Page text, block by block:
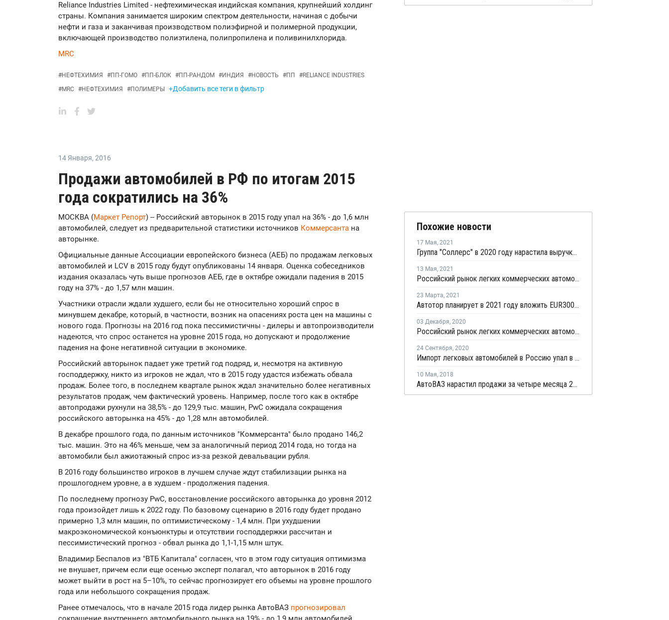
Reliance Industries Limited - нефтехимическая индийская компания, крупнейший холдинг
страны. Компания занимается широким спектром деятельности, начиная с добычи
нефти и газа и заканчивая производством полиэфирной и полимерной продукции,
включающей производство полиэтилена, полипропилена и поливинилхлорида.
MRC
#НЕФТЕХИМИЯ #ПП-ГОМО #ПП-БЛОК #ПП-РАНДОМ #ИНДИЯ #НОВОСТЬ #ПП #RELIANCE INDUSTRIES
#MRC #НЕФТЕХИМИЯ #ПОЛИМЕРЫ +Добавить все теги в фильтр
14 Января, 2016
Продажи автомобилей в РФ по итогам 2015
года сократились на 36%
МОСКВА (Маркет Репорт) -- Российский авторынок в 2015 году упал на 36% - до 1,6 млн
автомобилей, следует из предварительной статистики источников Коммерсанта на
авторынке.
Официальные данные Ассоциации европейского бизнеса (АЕБ) по продажам легковых
автомобилей и LCV в 2015 году будут опубликованы 14 января. Оценка собеседников
издания оказалась чуть выше прогнозов АЕБ, где в октябре ожидали падения в 2015
году на 37% - до 1,57 млн машин.
Участники отрасли ждали худшего, если бы не относительно хороший спрос в
минувшем декабре, который, в частности, возник на опасениях роста цен на машины с
нового года. Прогнозы на 2016 год пока пессимистичны - дилеры и автопроизводители
надеются, что спрос останется на уровне 2015 года, но допускают и продолжение
падения на фоне негативной ситуации в экономике.
Российский авторынок падает уже третий год подряд, и, несмотря на активную
господдержку, никто из игроков не ждал, что в 2015 году удастся избежать обвала
продаж. Более того, в последнем квартале рынок ждал значительно более негативных
результатов продаж, чем фактический уровень. Например, после того как в октябре
автопродажи рухнули на 38,5% - до 129,9 тыс. машин, PwC ожидала сокращения
российского авторынка на 45% - до 1,28 млн автомобилей.
В декабре прошлого года, по данным источников "Коммерсанта" было продано 146,2
тыс. машин. Это на 46% меньше, чем за аналогичный период 2014 года, но тогда на
автомобили был ажиотажный спрос из-за резкой девальвации рубля.
В 2016 году большинство игроков в лучшем случае ждут стабилизации рынка на
прошлогоднем уровне, а в худшем - продолжения падения.
По последнему прогнозу PwC, восстановление российского авторынка до уровня 2012
года произойдет лишь к 2022 году. По базовому сценарию в 2016 году будет продано
примерно 1,3 млн машин, по оптимистическому - 1,4 млн. При ухудшении
макроэкономической конъюнктуры и отсутствии господдержки рассчитан и
пессимистический прогноз - обвал рынка до 1,1-1,15 млн штук.
Владимир Беспалов из "ВТБ Капитала" согласен, что в этом году ситуация оптимизма
не внушает, причем если еще осенью эксперт полагал, что авторынок в 2016 году
может выйти в рост на 5–10%, то сейчас прогнозирует его объемы на уровне прошлого
года или небольшого сокращения продаж.
Ранее отмечалось, что в начале 2015 года лидер рынка АвтоВАЗ прогнозировал
Похожие новости
17 Мая, 2021
Группа "Соллерс" в 2020 году нарастила выручку на 14%
13 Мая, 2021
Российский рынок легких коммерческих автомобилей в первом квартале остался на шестом месте в Европе
23 Марта, 2021
Автотор планирует в 2021 году вложить EUR300 млн в развитие производства
03 Декабря, 2020
Российский рынок легких коммерческих автомобилей в октябре занял шестое место в Европе
24 Сентября, 2020
Импорт легковых автомобилей в Россию упал в январе - июле более чем на треть
10 Мая, 2018
АвтоВАЗ нарастил продажи за четыре месяца 2018 года на четверть